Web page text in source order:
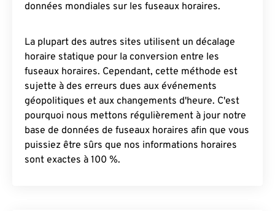
données mondiales sur les fuseaux horaires.
La plupart des autres sites utilisent un décalage
horaire statique pour la conversion entre les
fuseaux horaires. Cependant, cette méthode est
sujette à des erreurs dues aux événements
géopolitiques et aux changements d'heure. C'est
pourquoi nous mettons régulièrement à jour notre
base de données de fuseaux horaires afin que vous
puissiez être sûrs que nos informations horaires
sont exactes à 100 %.